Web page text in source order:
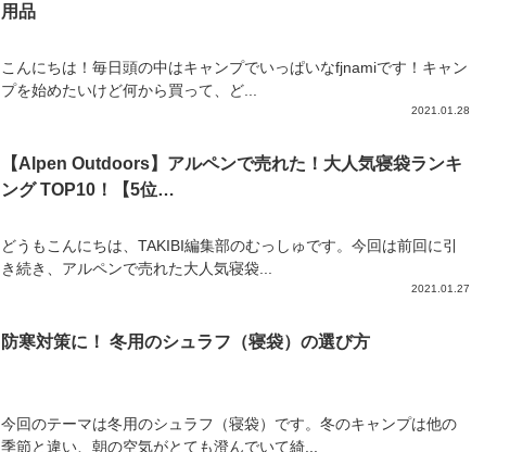
用品
こんにちは！毎日頭の中はキャンプでいっぱいなfjnamiです！キャン
プを始めたいけど何から買って、ど...
2021.01.28
【Alpen Outdoors】アルペンで売れた！大人気寝袋ランキ
ング TOP10！【5位…
どうもこんにちは、TAKIBI編集部のむっしゅです。今回は前回に引
き続き、アルペンで売れた大人気寝袋...
2021.01.27
防寒対策に！ 冬用のシュラフ（寝袋）の選び方
今回のテーマは冬用のシュラフ（寝袋）です。冬のキャンプは他の
季節と違い、朝の空気がとても澄んでいて綺...